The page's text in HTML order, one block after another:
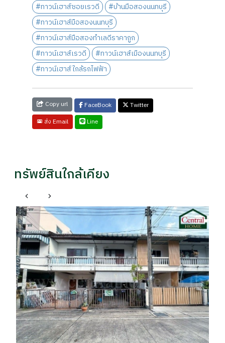
#ทาวน์เฮาส์ซอยเรวดี
#บ้านมือสองนนทบุรี
#ทาวน์เฮาส์มือสองนนทบุรี
#ทาวน์เฮาส์มือสองทำเลดีราคาถูก
#ทาวน์เฮาส์เรวดี
#ทาวน์เฮาส์เมืองนนทบุรี
#ทาวน์เฮาส์ใกล้รถไฟฟ้า
Copy url FaceBook
Twitter
ส่ง Email
Line
ทรัพย์สินใกล้เคียง